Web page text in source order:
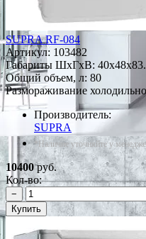
SUPRA RF-084
Артикул: 103482
Габариты ШxГxВ:
Общий объем, л: 80
Размораживание
Производитель:
SUPRA
*Наличие уточняйте у
10400руб.
Кол-во:
−
Купить